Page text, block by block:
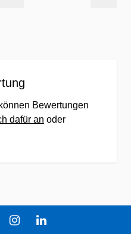
Bewertungen
dafür an oder